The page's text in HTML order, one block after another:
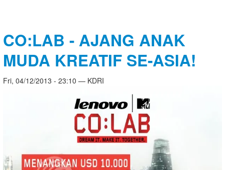
CO:LAB - AJANG ANAK
MUDA KREATIF SE-ASIA!
Fri, 04/12/2013 - 23:10 — KDRI